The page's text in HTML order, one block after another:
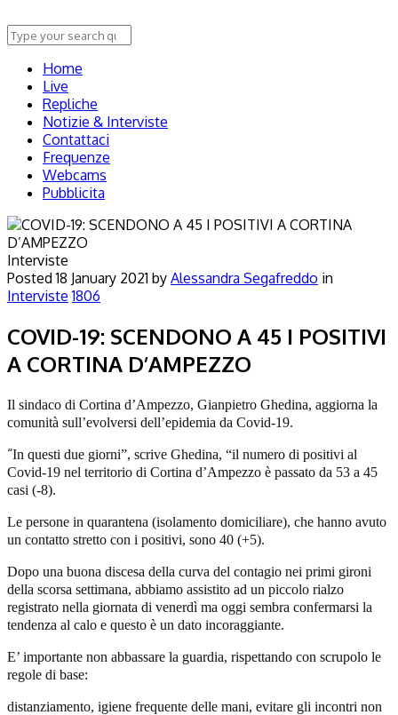
Home
Live
Repliche
Notizie & Interviste
Contattaci
Frequenze
Webcams
Pubblicita
Interviste
Posted18 January 2021 by Alessandra Segafreddo in
Interviste 1806
COVID-19: SCENDONO A 45 I POSITIVI
A CORTINA D’AMPEZZO
Il sindaco di Cortina d’Ampezzo, Gianpietro Ghedina, aggiorna la
comunità sull’evolversi dell’epidemia da Covid-19.
“In questi due giorni”, scrive Ghedina, “il numero di positivi al
Covid-19 nel territorio di Cortina d’Ampezzo è passato da 53 a 45
casi (-8).
Le persone in quarantena (isolamento domiciliare), che hanno avuto
un contatto stretto con i positivi, sono 40 (+5).
Dopo una buona discesa della curva del contagio nei primi gironi
della scorsa settimana, abbiamo assistito ad un piccolo rialzo
registrato nella giornata di venerdì ma oggi sembra confermarsi la
tendenza al calo e questo è un dato incoraggiante.
E’ importante non abbassare la guardia, rispettando con scrupolo le
regole di base:
distanziamento, igiene frequente delle mani, evitare gli incontri non